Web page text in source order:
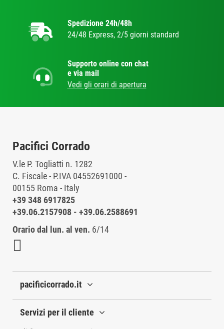
Spedizione 24h/48h
24/48 Express, 2/5 giorni standard
Supporto online con chat
e via mail
Vedi gli orari di apertura
Pacifici Corrado
V.le P. Togliatti n. 1282
C. Fiscale - P.IVA 04552691000 -
00155 Roma - Italy
+39 348 6917825
+39.06.2157908 - +39.06.2588691
Orario dal lun. al ven. 6/14
pacificicorrado.it
Servizi per il cliente